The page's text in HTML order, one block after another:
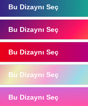
Bu Dizaynı Seç
Bu Dizaynı Seç
Bu Dizaynı Seç
Bu Dizaynı Seç
Bu Dizaynı Seç